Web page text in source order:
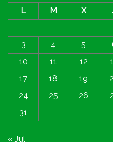
L
M X
3
4 5
10
11 12
17
18 19
24
25 26
31
« Jul